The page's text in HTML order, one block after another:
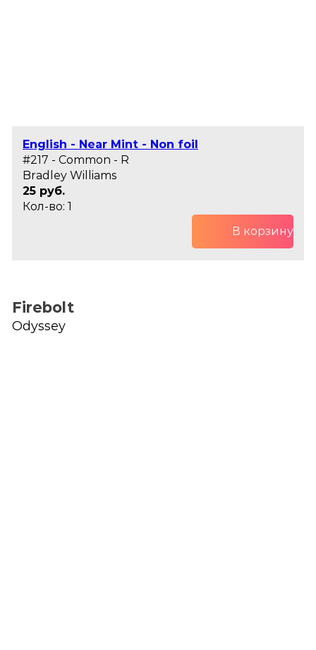
English - Near Mint - Non foil
#217 - Common - R
Bradley Williams
25 руб.
Кол-во: 1
В корзину
Firebolt
Odyssey